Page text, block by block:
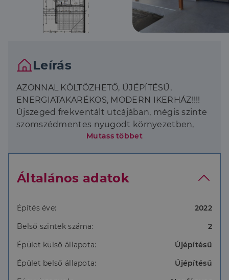
Leírás
AZONNAL KÖLTÖZHETŐ, ÚJÉPÍTÉSŰ,
ENERGIATAKARÉKOS, MODERN IKERHÁZ!!!!
Újszeged frekventált utcájában, mégis szinte
szomszédmentes nyugodt környezetben,
eladásra kínálok egy kétszintes panorámás
igénybevételével, minőségi építőanyagokat
használva épült, törekedve az energia
elszámolású napelem) Energetikai
tanúsítvány: AA++
Hasznos alapterület: 135,6 nm
terasz :21,74 nm
Mutass többet
Általános adatok
Építés éve:
2022
Belső szintek száma:
2
Épület külső állapota:
Újépítésű
Épület belső állapota:
Újépítésű